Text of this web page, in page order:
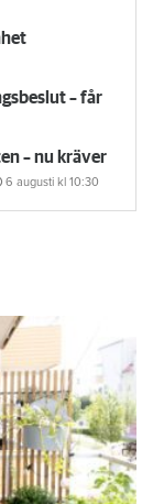
– får
– nu kräver
6 augusti kl 10:30